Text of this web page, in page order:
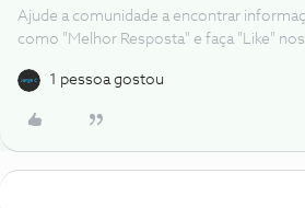
Ajude a comunidade a encontrar
como "Melhor Resposta" e faça "Like"
1 pessoa gostou